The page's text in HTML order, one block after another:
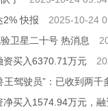
2% 快报
2025-10-24
卫星二十号 热消息
资买入6370.71万元
王驾驶员”：已收到两
买入1574.94万元，融